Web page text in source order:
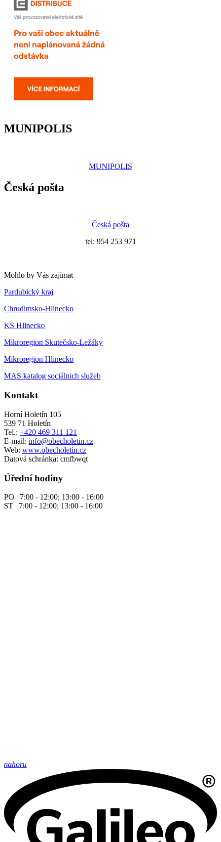
MUNIPOLIS
MUNIPOLIS
Česká pošta
Česká pošta
tel: 954 253 971
Mohlo by Vás zajímat
Pardubický kraj
Chrudimsko-Hlinecko
KS Hlinecko
Mikroregion Skutečsko-Ležáky
Mikroregion Hlinecko
MAS katalog sociálnich služeb
Kontakt
Horní Holetín 105
539 71 Holetín
Tel.: +420 469 311 121
E-mail: info@obecholetin.cz
Web: www.obecholetin.cz
Datová schránka: cmfbwqt
Úřední hodiny
PO | 7:00 - 12:00; 13:00 - 16:00
ST | 7:00 - 12:00; 13:00 - 16:00
nahoru